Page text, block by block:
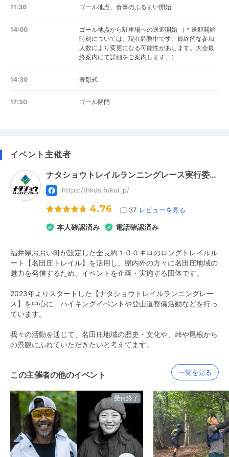
11:30 ゴール地点、食事のふるまい開始
14:00
ゴール地点から駐車場への送迎開始 （＊送迎開始
時刻については、現在調整中です。最終的な参加
人数により変更になる可能性があします。大会最
終案内にて詳細をご案内します。）
14:30 表彰式
17:30 ゴール閉門
イベント主催者
ナタショウトレイルランニングレース実行委…
https://hkds.fukui.jp/
4.76 37 レビューを見る
本人確認済み 電話確認済み
福井県おおい町が設定した全長約１００キロのロングトレイルル
ート【名田庄トレイル】を活用し、県内外の方々に名田庄地域の
魅力を発信するため、イベントを企画・実施する団体です。
2023年よりスタートした【ナタショウトレイルランニングレー
ス】を中心に、ハイキングイベントや登山道整備活動などを行っ
ています。
我々の活動を通じて、名田庄地域の歴史・文化や、峠や尾根から
の景観にふれていただきたいと考えてます。
この主催者の他のイベント 一覧を見る
受付終了